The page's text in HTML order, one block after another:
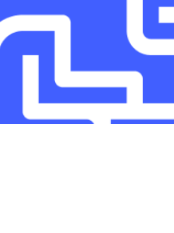
от 950 ₽
от 1750 ₽